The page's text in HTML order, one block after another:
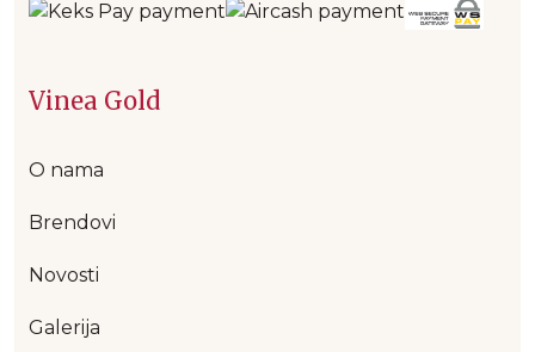
Vinea Gold
O nama
Brendovi
Novosti
Galerija